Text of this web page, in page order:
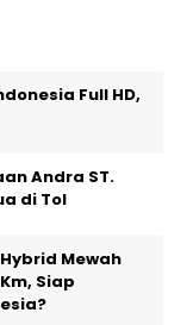
Full HD,
Andra ST.
di Tol
Hybrid Mewah
Siap